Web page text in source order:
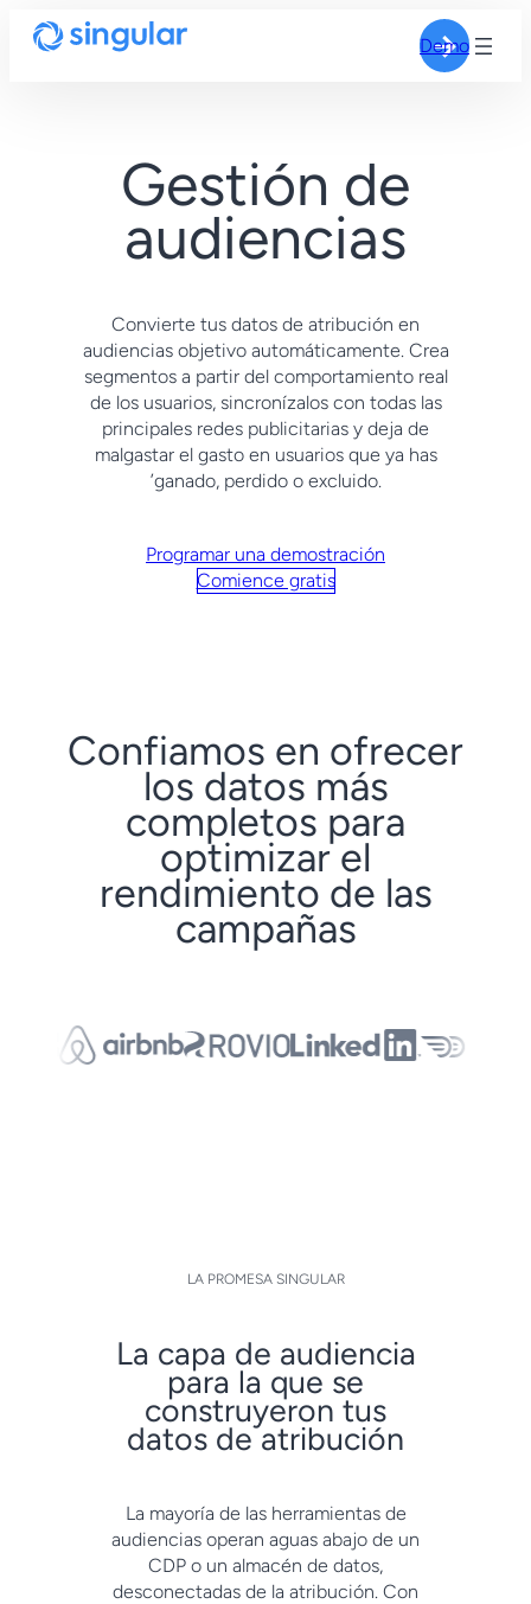
Demo
Gestión de
audiencias
Convierte tus datos de atribución en
audiencias objetivo automáticamente. Crea
segmentos a partir del comportamiento real
de los usuarios, sincronízalos con todas las
principales redes publicitarias y deja de
malgastar el gasto en usuarios que ya has
’ganado, perdido o excluido.
Programar una demostración
Comience gratis
Confiamos en ofrecer
los datos más
completos para
optimizar el
rendimiento de las
campañas
LA PROMESA SINGULAR
La capa de audiencia
para la que se
construyeron tus
datos de atribución
La mayoría de las herramientas de
audiencias operan aguas abajo de un
CDP o un almacén de datos,
desconectadas de la atribución. Con